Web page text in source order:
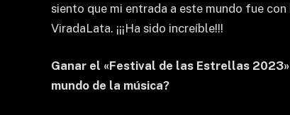
siento que mi entrada a este mundo fue
ViradaLata. ¡¡¡Ha sido increíble!!!
Ganar el «Festival de las Estrellas
mundo de la música?